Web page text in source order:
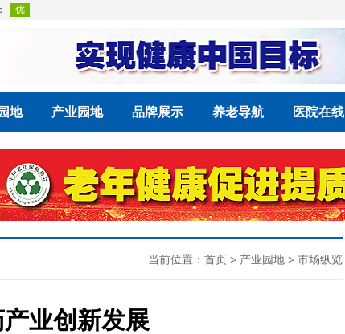
地 产业园地 品牌展示 养老导航 医院在线
当前位置： 首页 > 产业园地 > 市场纵览
业创新发展